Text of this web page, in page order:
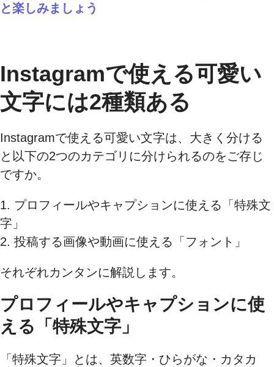
と楽しみましょう
Instagramで使える可愛い
文字には2種類ある
Instagramで使える可愛い文字は、大きく分ける
と以下の2つのカテゴリに分けられるのをご存じ
ですか。
1. プロフィールやキャプションに使える「特殊文
字」
2. 投稿する画像や動画に使える「フォント」
それぞれカンタンに解説します。
プロフィールやキャプションに使
える「特殊文字」
「特殊文字」とは、英数字・ひらがな・カタカ